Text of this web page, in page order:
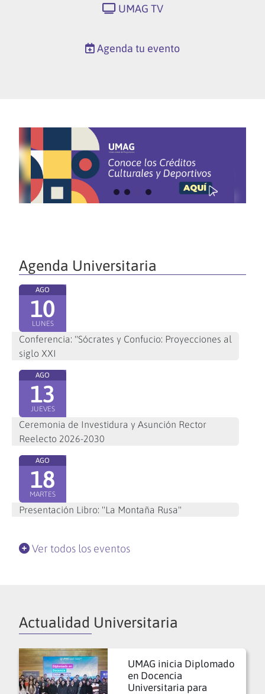
UMAG TV
Agenda tu evento
Agenda Universitaria
AGO
10
LUNES
Conferencia: "Sócrates y Confucio: Proyecciones al
siglo XXI
AGO
13
JUEVES
Ceremonia de Investidura y Asunción Rector
Reelecto 2026-2030
AGO
18
MARTES
Presentación Libro: "La Montaña Rusa"
Ver todos los eventos
Actualidad Universitaria
UMAG inicia Diplomado
en Docencia
Universitaria para